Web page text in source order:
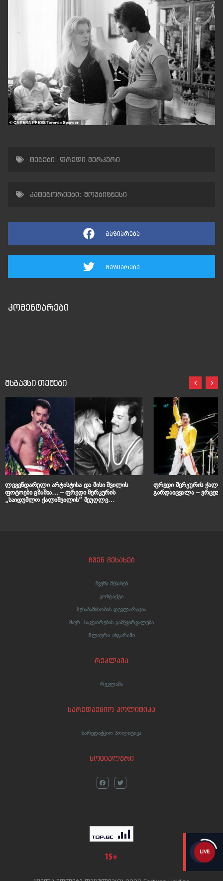
LIVE
ტეგები: ფრედი მერკური
კატეგორიები: შოუბიზნესი
გაზიარება
გაზიარება
კომენტარები
მსგავსი თემები
ლეგენდარული არტისტისა და მისი შვილის
ფოტოები გზაშია… – ფრედი მერკურის
„საიდუმლო ქალიშვილის“ მეუღლე
ფრედი მერკურის
გარდაიცვალა –
ჩვენ შესახებ
ჩვენს შესახებ
კონტაქტი
შესაბამისობის დეკლარაცია
მაუწ. საკუთრების გამჭვირვალება
წლიური ანგარიში
რეკლამა
რეკლამა
სარედაქციო პოლიტიკა
სარედაქციო პოლიტიკა
სოციალური